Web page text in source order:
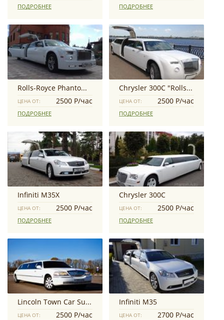
ПОДРОБНЕЕ ПОДРОБНЕЕ
Rolls-Royce Phantom Exclusive 3D
ЦЕНА ОТ: 2500 Р/час
ПОДРОБНЕЕ
Chrysler 300C "Rolls-Royce Stile"
ЦЕНА ОТ: 2500 Р/час
ПОДРОБНЕЕ
Infiniti M35X
ЦЕНА ОТ: 2500 Р/час
ПОДРОБНЕЕ
Chrysler 300C
ЦЕНА ОТ: 2500 Р/час
ПОДРОБНЕЕ
Lincoln Town Car Super Stretch
ЦЕНА ОТ: 2500 Р/час
Infiniti M35
ЦЕНА ОТ: 2700 Р/час